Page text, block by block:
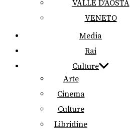
VALLE D’AOSTA
VENETO
Media
Rai
Culture
Arte
Cinema
Culture
Libridine